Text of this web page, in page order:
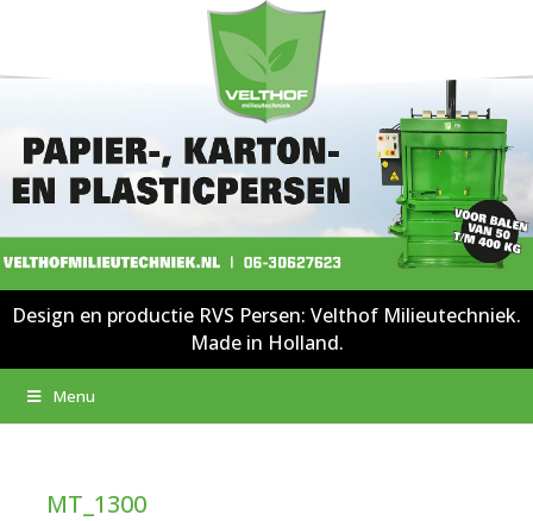
Design en productie RVS Persen: Velthof Milieutechniek.
Made in Holland.
Menu
MT_1300